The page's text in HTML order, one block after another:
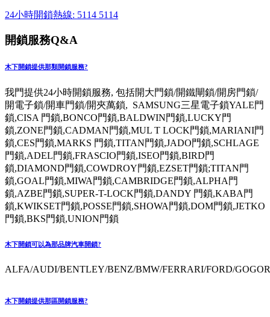
24小時開鎖熱線: 5114 5114
開鎖服務Q&A
木下開鎖提供那類開鎖服務?
我門提供24小時開鎖服務, 包括開大門鎖/開鐵閘鎖/開房門鎖/
開電子鎖/開車門鎖/開夾萬鎖, SAMSUNG三星電子鎖YALE門
鎖,CISA 門鎖,BONCO門鎖,BALDWIN門鎖,LUCKY門
鎖,ZONE門鎖,CADMAN門鎖,MUL T LOCK門鎖,MARIANI門
鎖,CES門鎖,MARKS 門鎖,TITAN門鎖,JADO門鎖,SCHLAGE
門鎖,ADEL門鎖,FRASCIO門鎖,ISEO門鎖,BIRD門
鎖,DIAMOND門鎖,COWDROY門鎖,EZSET門鎖;TITAN門
鎖,GOAL門鎖,MIWA門鎖,CAMBRIDGE門鎖,ALPHA門
鎖,AZBE門鎖,SUPER-T-LOCK門鎖,DANDY 門鎖,KABA門
鎖,KWIKSET門鎖,POSSE門鎖,SHOWA門鎖,DOM門鎖,JETKO
門鎖,BKS門鎖,UNION門鎖
木下開鎖可以為那品牌汽車開鎖?
ALFA/AUDI/BENTLEY/BENZ/BMW/FERRARI/FORD/
木下開鎖提供那區開鎖服務?